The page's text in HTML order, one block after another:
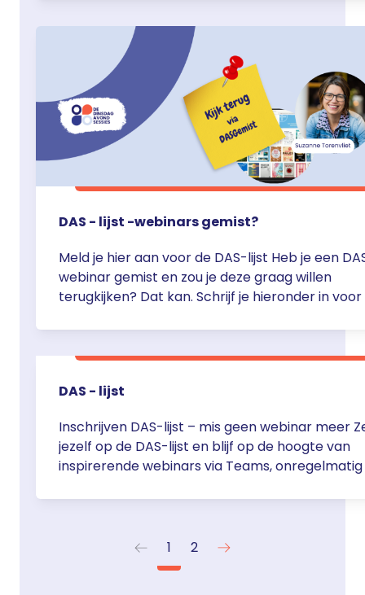
onderwerp? Laat het ons weten. Stuur een
naar suzanne.torenvliet@servier.com. … <a
href="https://servier.nl/dasgemist/
DAS - lijst -webinars gemist?
Meld je hier aan voor de DAS-lijst Heb je een
webinar gemist en zou je deze graag willen
terugkijken? Dat kan. Schrijf je hieronder in voor
magische link naar de webinars. Je kunt je
altijd weer afmelden van de lijst. Op dit
gemist/">Continued</a>
DAS - lijst
Inschrijven DAS-lijst – mis geen webinar meer
jezelf op de DAS-lijst en blijf op de hoogte van
inspirerende webinars via Teams,
uur). Graag nog even je aanmelding bevestigen
magische link om webinars … <a
href="https://servier.nl/das-lijst/">Continued</
1 2